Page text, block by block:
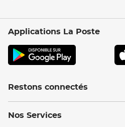
Applications La Poste
Restons connectés
Nos Services